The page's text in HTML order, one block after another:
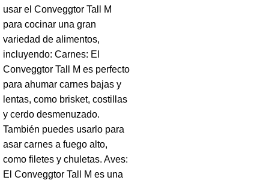
usar el Conveggtor Tall M
para cocinar una gran
variedad de alimentos,
incluyendo: Carnes: El
Conveggtor Tall M es perfecto
para ahumar carnes bajas y
lentas, como brisket, costillas
y cerdo desmenuzado.
También puedes usarlo para
asar carnes a fuego alto,
como filetes y chuletas. Aves:
El Conveggtor Tall M es una